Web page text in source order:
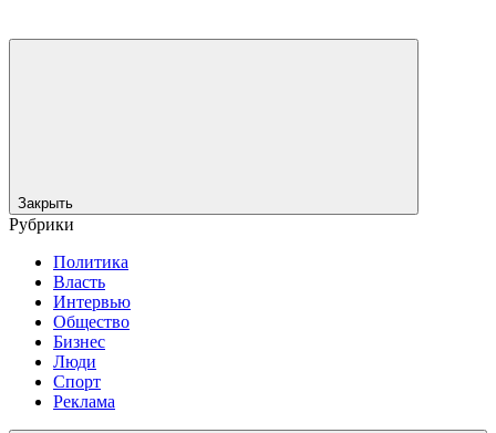
Закрыть
Рубрики
Политика
Власть
Интервью
Общество
Бизнес
Люди
Спорт
Реклама